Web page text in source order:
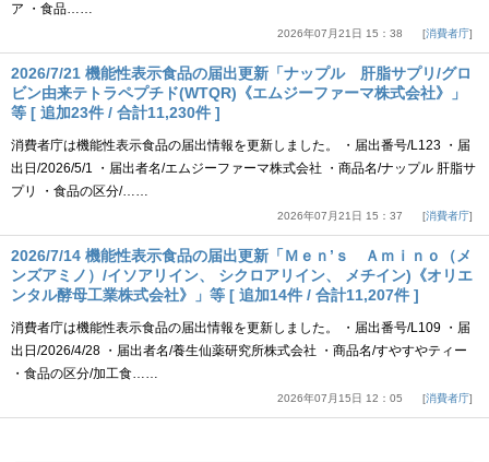
ア ・食品……
2026年07月21日 15：38 消費者庁
2026/7/21 機能性表示食品の届出更新「ナップル 肝脂サプリ/グロ
ビン由来テトラペプチド(WTQR)《エムジーファーマ株式会社》」
等 [ 追加23件 / 合計11,230件 ]
消費者庁は機能性表示食品の届出情報を更新しました。 ・届出番号/L123 ・届
出日/2026/5/1 ・届出者名/エムジーファーマ株式会社 ・商品名/ナップル 肝脂サ
プリ ・食品の区分/……
2026年07月21日 15：37 消費者庁
2026/7/14 機能性表示食品の届出更新「Ｍｅｎ’ｓ Ａｍｉｎｏ（メ
ンズアミノ）/イソアリイン、 シクロアリイン、 メチイン)《オリエ
ンタル酵母工業株式会社》」等 [ 追加14件 / 合計11,207件 ]
消費者庁は機能性表示食品の届出情報を更新しました。 ・届出番号/L109 ・届
出日/2026/4/28 ・届出者名/養生仙薬研究所株式会社 ・商品名/すやすやティー
・食品の区分/加工食……
2026年07月15日 12：05 消費者庁